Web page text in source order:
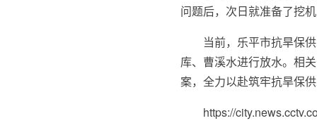
问题后，次日就准备了挖
当前，乐平市抗旱保
库、曹溪水进行放水。相
案，全力以赴筑牢抗旱保
https://